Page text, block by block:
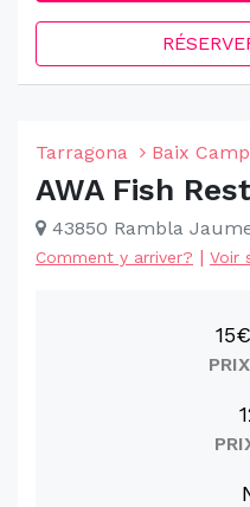
Tarragona Baix Camp
AWA Fish
43850 Rambla
Comment y arriver? | Voir